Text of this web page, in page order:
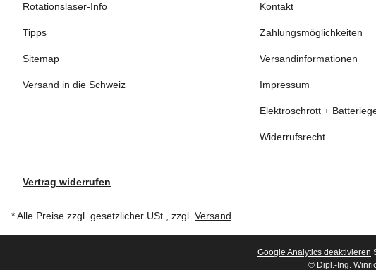
Rotationslaser-Info
Tipps
Sitemap
Versand in die Schweiz
Kontakt
Zahlungsmöglichkeiten
Versandinformationen
Impressum
Elektroschrott +
Widerrufsrecht
Vertrag widerrufen
* Alle Preise zzgl. gesetzlicher USt., zzgl. Versand
Google Analytics deaktivieren
© Dipl.-Ing.